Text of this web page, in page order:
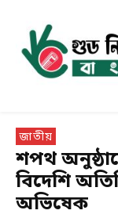
জাতীয়
শপথ
বিদেশি
অভিষেক